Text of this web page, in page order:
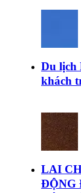
Du lịch
khách
LAI
ĐỘNG